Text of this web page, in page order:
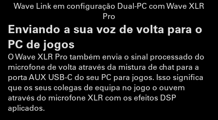
Wave Link em configuração Dual-PC com Wave XLR
Pro
Enviando a sua voz de volta para o
PC de jogos
O Wave XLR Pro também envia o sinal processado do
microfone de volta através da mistura de chat para a
porta AUX USB-C do seu PC para jogos. Isso significa
que os seus colegas de equipa no jogo o ouvem
através do microfone XLR com os efeitos DSP
aplicados.